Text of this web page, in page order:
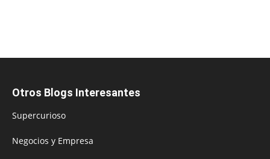
Otros Blogs Interesantes
Supercurioso
Negocios y Empresa